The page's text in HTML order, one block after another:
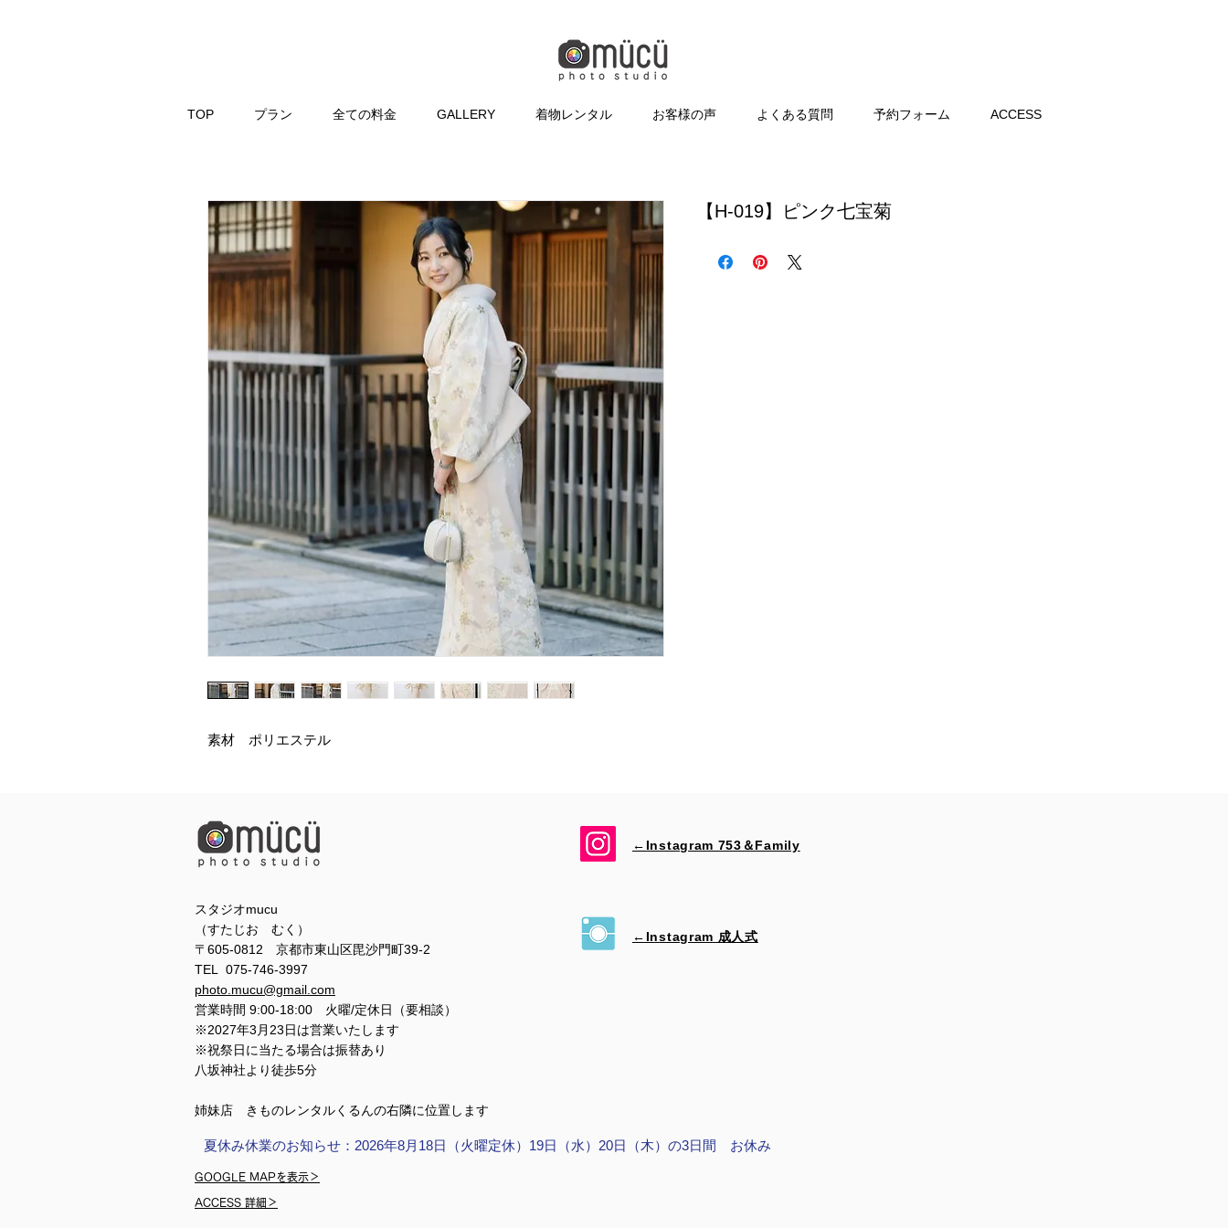
TOP プラン 全ての料金 GALLERY 着物レンタル お客様の声 よくある質問 予約フォーム ACCESS
素材 ポリエステル
【H-019】ピンク七宝菊
←Instagram 753＆​Family
スタジオmucu
（すたじお むく）
〒605-0812 京都市東山区毘沙門町39-2
TEL 075-746-3997
photo.mucu@gmail.com
営業時間 9:00-18:00 火曜/定休日（要相談）
※2027年3月23日は営業いたします
※祝祭日に当たる場合は振替あり
​​八坂神社より徒歩5分
姉妹店 きものレンタルくるんの右隣に位置します
←Instagram 成人式
夏休み休業のお知らせ：2026年8月18日（火曜定休）19日（水）20日（木）の3日間 お休み
GOOGLE MAPを表示＞
ACCESS 詳細＞